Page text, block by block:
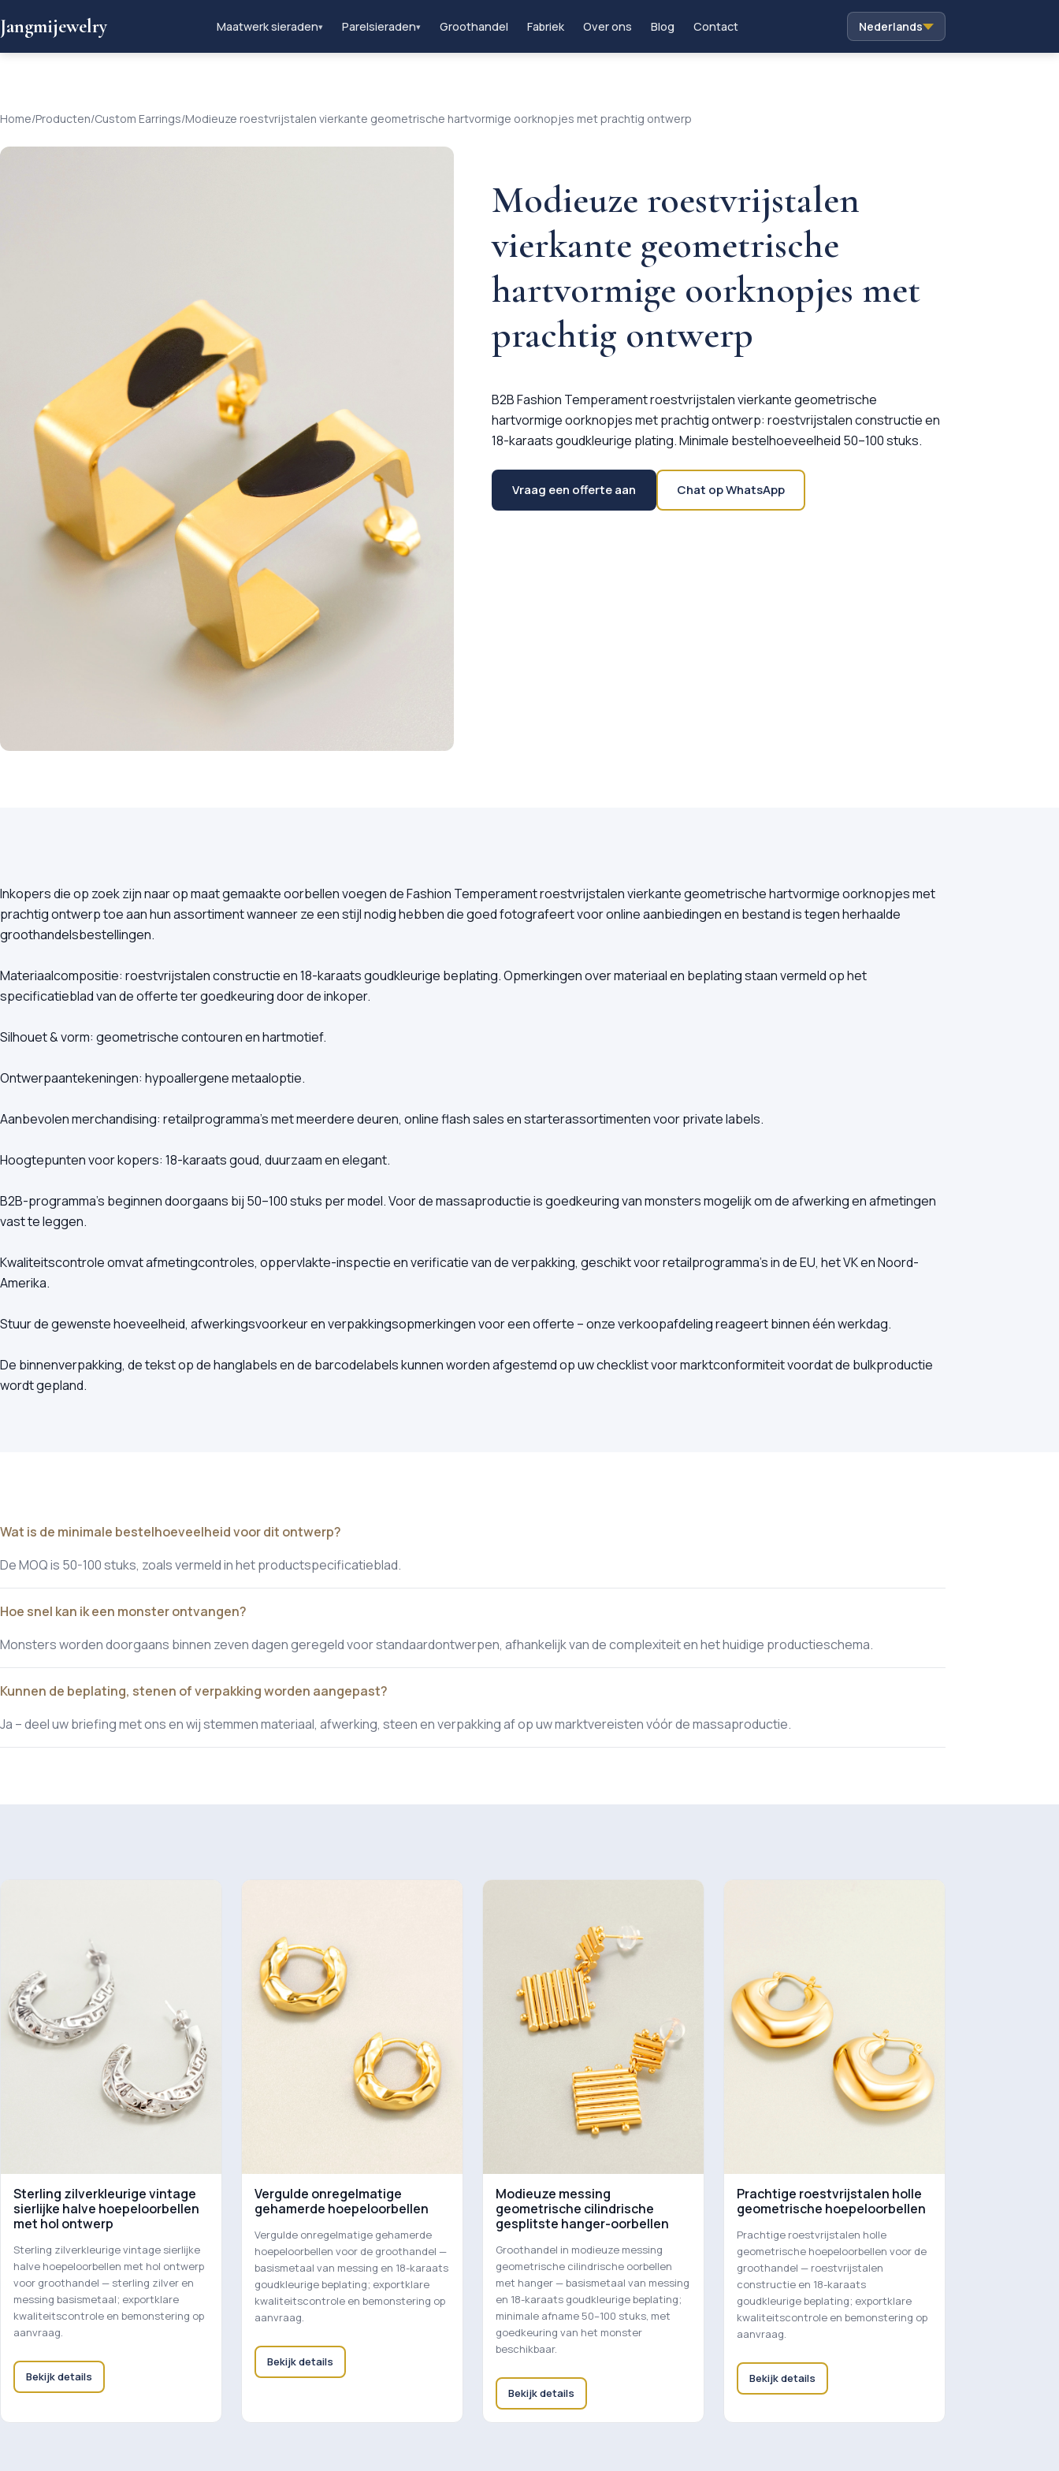
Jangmijewelry Maatwerk sieraden▾ Parelsieraden▾ Groothandel Fabriek Over ons Blog Contact Nederlands
Home/Producten/Custom Earrings/Modieuze roestvrijstalen vierkante geometrische hartvormige oorknopjes met prachtig ontwerp
Modieuze roestvrijstalen
vierkante geometrische
hartvormige oorknopjes met
prachtig ontwerp
B2B Fashion Temperament roestvrijstalen vierkante geometrische
hartvormige oorknopjes met prachtig ontwerp: roestvrijstalen constructie en
18-karaats goudkleurige plating. Minimale bestelhoeveelheid 50–100 stuks.
Vraag een offerte aan Chat op WhatsApp
Inkopers die op zoek zijn naar op maat gemaakte oorbellen voegen de Fashion Temperament roestvrijstalen vierkante geometrische hartvormige oorknopjes met
prachtig ontwerp toe aan hun assortiment wanneer ze een stijl nodig hebben die goed fotografeert voor online aanbiedingen en bestand is tegen herhaalde
groothandelsbestellingen.
Materiaalcompositie: roestvrijstalen constructie en 18-karaats goudkleurige beplating. Opmerkingen over materiaal en beplating staan vermeld op het
specificatieblad van de offerte ter goedkeuring door de inkoper.
Silhouet & vorm: geometrische contouren en hartmotief.
Ontwerpaantekeningen: hypoallergene metaaloptie.
Aanbevolen merchandising: retailprogramma's met meerdere deuren, online flash sales en starterassortimenten voor private labels.
Hoogtepunten voor kopers: 18-karaats goud, duurzaam en elegant.
B2B-programma's beginnen doorgaans bij 50–100 stuks per model. Voor de massaproductie is goedkeuring van monsters mogelijk om de afwerking en afmetingen
vast te leggen.
Kwaliteitscontrole omvat afmetingcontroles, oppervlakte-inspectie en verificatie van de verpakking, geschikt voor retailprogramma's in de EU, het VK en Noord-
Amerika.
Stuur de gewenste hoeveelheid, afwerkingsvoorkeur en verpakkingsopmerkingen voor een offerte – onze verkoopafdeling reageert binnen één werkdag.
De binnenverpakking, de tekst op de hanglabels en de barcodelabels kunnen worden afgestemd op uw checklist voor marktconformiteit voordat de bulkproductie
wordt gepland.
Wat is de minimale bestelhoeveelheid voor dit ontwerp?
De MOQ is 50-100 stuks, zoals vermeld in het productspecificatieblad.
Hoe snel kan ik een monster ontvangen?
Monsters worden doorgaans binnen zeven dagen geregeld voor standaardontwerpen, afhankelijk van de complexiteit en het huidige productieschema.
Kunnen de beplating, stenen of verpakking worden aangepast?
Ja – deel uw briefing met ons en wij stemmen materiaal, afwerking, steen en verpakking af op uw marktvereisten vóór de massaproductie.
Sterling zilverkleurige vintage
sierlijke halve hoepeloorbellen
met hol ontwerp
Sterling zilverkleurige vintage sierlijke
halve hoepeloorbellen met hol ontwerp
voor groothandel — sterling zilver en
messing basismetaal; exportklare
kwaliteitscontrole en bemonstering op
aanvraag.
Bekijk details
Vergulde onregelmatige
gehamerde hoepeloorbellen
Vergulde onregelmatige gehamerde
hoepeloorbellen voor de groothandel —
basismetaal van messing en 18-karaats
goudkleurige beplating; exportklare
kwaliteitscontrole en bemonstering op
aanvraag.
Bekijk details
Modieuze messing
geometrische cilindrische
gesplitste hanger-oorbellen
Groothandel in modieuze messing
geometrische cilindrische oorbellen
met hanger — basismetaal van messing
en 18-karaats goudkleurige beplating;
minimale afname 50–100 stuks, met
goedkeuring van het monster
beschikbaar.
Bekijk details
Prachtige roestvrijstalen holle
geometrische hoepeloorbellen
Prachtige roestvrijstalen holle
geometrische hoepeloorbellen voor de
groothandel — roestvrijstalen
constructie en 18-karaats
goudkleurige beplating; exportklare
kwaliteitscontrole en bemonstering op
aanvraag.
Bekijk details